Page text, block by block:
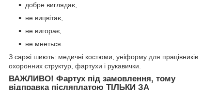
добре виглядає,
не вицвітає,
не вигорає,
не мнеться.
З саржі шиють: медичні костюми, уніформу для працівників
охоронних структур, фартухи і рукавички.
ВАЖЛИВО! Фартух під замовлення, тому
відправка післяплатою ТІЛЬКИ ЗА